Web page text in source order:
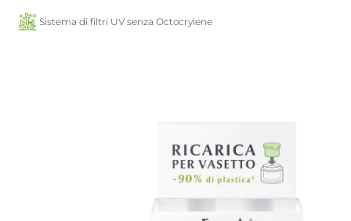
Sistema di filtri UV senza Octocrylene